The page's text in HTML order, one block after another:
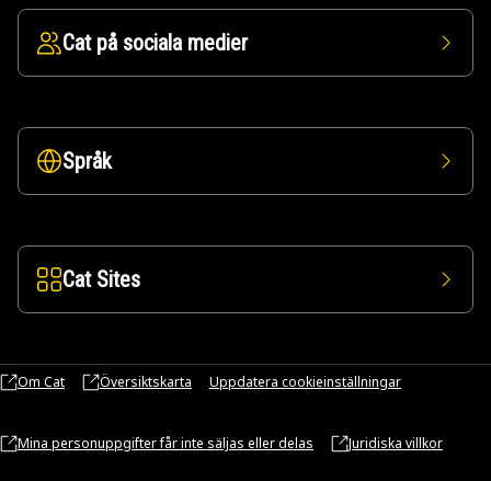
Cat på sociala medier
Språk
Cat Sites
Om Cat Översiktskarta Uppdatera cookieinställningar
Mina personuppgifter får inte säljas eller delas Juridiska villkor